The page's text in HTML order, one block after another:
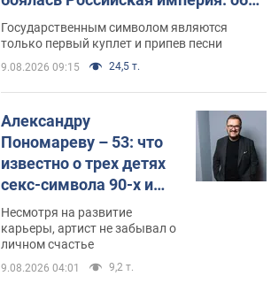
этом не рассказывают в школе
Государственным символом являются
только первый куплет и припев песни
9.08.2026 09:15 24,5 т.
Александру
Пономареву – 53: что
известно о трех детях
секс-символа 90-х и
как они выглядят
Несмотря на развитие
карьеры, артист не забывал о
личном счастье
9.08.2026 04:01 9,2 т.